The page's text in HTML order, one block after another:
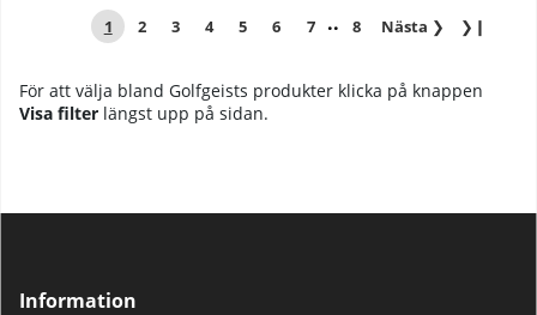
1 2 3 4 5 6 7 .. 8 Nästa ❯ ❯❙
För att välja bland Golfgeists produkter klicka på knappen
Visa filter längst upp på sidan.
Information